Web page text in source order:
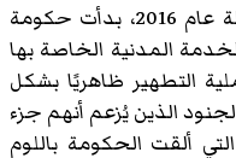
بعد محاولة الانقلاب التركية الفاشلة عام 2016، بدأت حكومة
المدنية الخاصة بها
التطهير ظاهريًا بشكل
الذين يُزعم أنهم جزء
ألقت الحكومة باللوم